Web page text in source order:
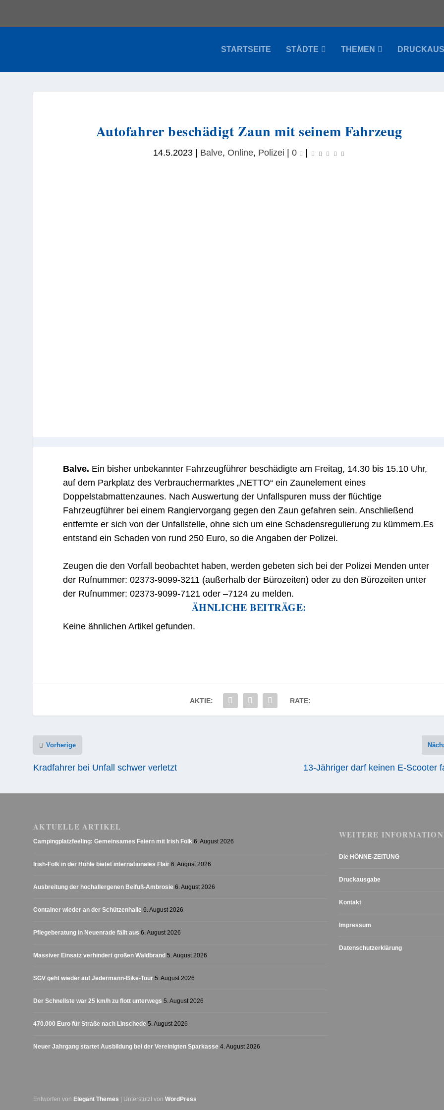
STARTSEITE STÄDTE THEMEN
Autofahrer beschädigt Zaun mit seinem Fahrzeug
14.5.2023 Balve, Online, Polizei |0
Balve. Ein bisher unbekannter Fahrzeugführer beschädigte am Freitag, 14.30 bis 15.10 Uhr,
auf dem Parkplatz des Verbrauchermarktes„NETTO“ ein Zaunelement eines
Doppelstabmattenzaunes. Nach Auswertung der Unfallspuren muss der flüchtige
Fahrzeugführer bei einem Rangiervorgang gegen den Zaun gefahren sein. Anschließend
entfernte er sich von der Unfallstelle, ohne sich um eine Schadensregulierung zu kümmern.Es
entstand ein Schaden von rund 250 Euro, so die Angaben der Polizei.
Zeugen die den Vorfall beobachtet haben, werden gebeten sich bei der Polizei Menden unter
der Rufnummer: 02373-9099-3211 (außerhalb der Bürozeiten) oderzu den Bürozeiten unter
der Rufnummer: 02373-9099-7121 oder–7124 zu melden.
ÄHNLICHE BEITRÄGE:
Keine ähnlichen Artikel gefunden.
AKTIE: RATE:
Vorherige
Kradfahrer bei Unfall schwer verletzt 13-Jähriger darf keinen E-Scooter
AKTUELLE ARTIKEL
Campingplatzfeeling: Gemeinsames Feiern mit Irish Folk 6. August 2026
Irish-Folk in der Höhle bietet internationales Flair 6. August 2026
Ausbreitung der hochallergenen Beifuß-Ambrosie 6. August 2026
Container wieder an der Schützenhalle 6. August 2026
Pflegeberatung in Neuenrade fällt aus 6. August 2026
Massiver Einsatz verhindert großen Waldbrand 5. August 2026
SGV geht wieder auf Jedermann-Bike-Tour 5. August 2026
Der Schnellste war 25 km/h zu flott unterwegs 5. August 2026
470.000 Euro für Straße nach Linschede 5. August 2026
Neuer Jahrgang startet Ausbildung bei der Vereinigten Sparkasse 4. August 2026
WEITERE
Die HÖNNE-ZEITUNG
Druckausgabe
Kontakt
Impressum
Datenschutzerklärung
Entworfen von Elegant Themes | Unterstützt vonWordPress